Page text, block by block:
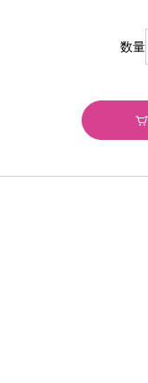
数量